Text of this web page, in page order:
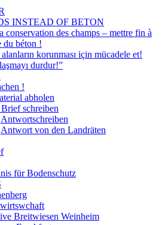
INSTEAD OF BETON
conservation des champs – mettre fin à
du béton !
korunması için mücadele et!
durdur!”
!
abholen
schreiben
Antwortschreiben
Antwort von den Landräten
für Bodenschutz
Breitwiesen Weinheim